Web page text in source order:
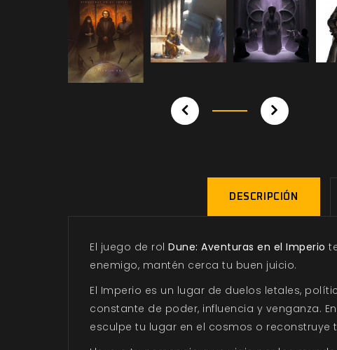
DESCRIPCIÓN
El juego de rol Dune: Aventuras en el Imperio
enemigo, mantén cerca tu buen juicio.
El Imperio es un lugar de duelos letales,
constante de poder, influencia y venganza.
esculpe tu lugar en el cosmos o reconstruye